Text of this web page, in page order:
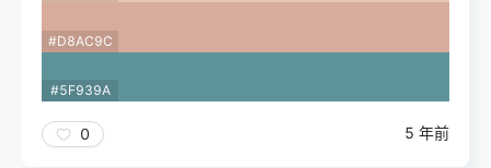
#D8AC9C
#5F939A
0 5 年前